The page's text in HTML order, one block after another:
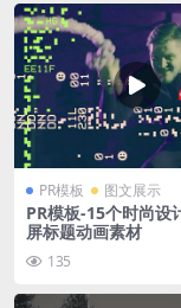
PR模板 图文展示
PR模板-15个时尚设
屏标题动画素材
135